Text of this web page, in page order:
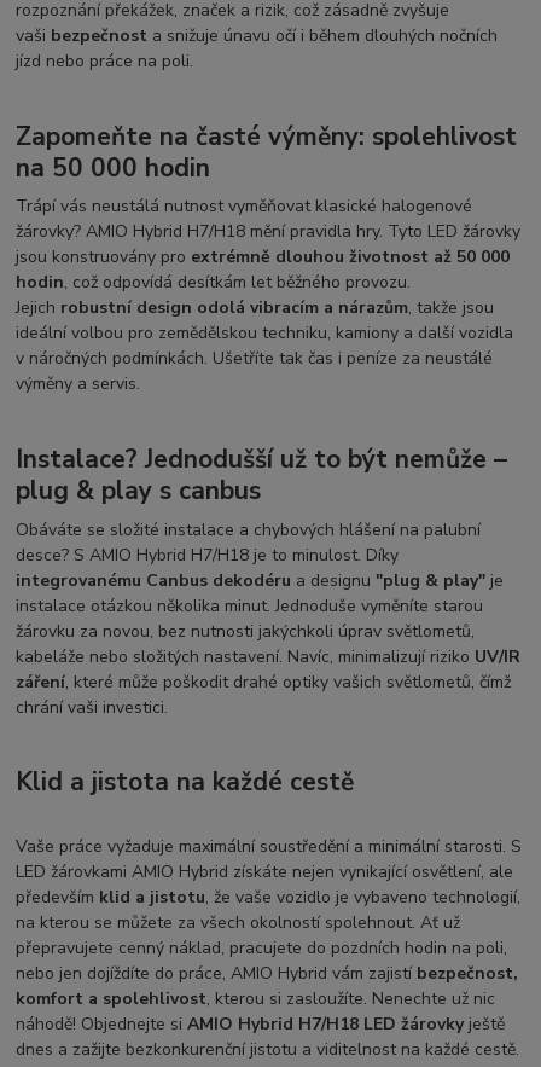
rozpoznání překážek, značek a rizik, což zásadně zvyšuje
vaši bezpečnost a snižuje únavu očí i během dlouhých nočních
jízd nebo práce na poli.
Zapomeňte na časté výměny: spolehlivost
na 50 000 hodin
Trápí vás neustálá nutnost vyměňovat klasické halogenové
žárovky? AMIO Hybrid H7/H18 mění pravidla hry. Tyto LED žárovky
jsou konstruovány pro extrémně dlouhou životnost až 50 000
hodin, což odpovídá desítkám let běžného provozu.
Jejich robustní design odolá vibracím a nárazům, takže jsou
ideální volbou pro zemědělskou techniku, kamiony a další vozidla
v náročných podmínkách. Ušetříte tak čas i peníze za neustálé
výměny a servis.
Instalace? Jednodušší už to být nemůže –
plug & play s canbus
Obáváte se složité instalace a chybových hlášení na palubní
desce? S AMIO Hybrid H7/H18 je to minulost. Díky
integrovanému Canbus dekodéru a designu"plug & play" je
instalace otázkou několika minut. Jednoduše vyměníte starou
žárovku za novou, bez nutnosti jakýchkoli úprav světlometů,
kabeláže nebo složitých nastavení. Navíc, minimalizují riziko UV/IR
záření, které může poškodit drahé optiky vašich světlometů, čímž
chrání vaši investici.
Klid a jistota na každé cestě
Vaše práce vyžaduje maximální soustředění a minimální starosti. S
LED žárovkami AMIO Hybrid získáte nejen vynikající osvětlení, ale
především klid a jistotu, že vaše vozidlo je vybaveno technologií,
na kterou se můžete za všech okolností spolehnout. Ať už
přepravujete cenný náklad, pracujete do pozdních hodin na poli,
nebo jen dojíždíte do práce, AMIO Hybrid vám zajistí bezpečnost,
komfort a spolehlivost, kterou si zasloužíte. Nenechte už nic
náhodě! Objednejte siAMIO Hybrid H7/H18 LED žárovkyještě
dnes a zažijte bezkonkurenční jistotu a viditelnost na každé cestě.